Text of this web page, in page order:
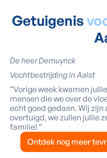
Getuigenis
De heer Demuynck
Vochtbestrijding in Aalst
“Vorige week kwamen
mensen die we over de
echt goed gedaan. Wij zijn
overtuigd, we zullen jullie
familie! ”
Ontdek nog meer